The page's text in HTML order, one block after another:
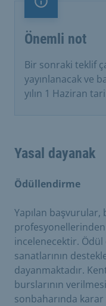
Önemli not
Önemli not
Bir sonraki teklif
yayınlanacak ve
yılın 1 Haziran
Yasal dayanak
Ödüllendirme
Yapılan başvurular,
incelenecektir.
sanatlarının
dayanmaktadır.
burslarının
sonbaharında